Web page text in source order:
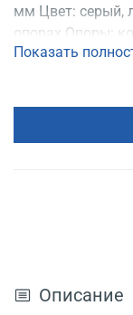
мм Цвет: серый,
опорах Опоры:
тормозом
Показать
Описание